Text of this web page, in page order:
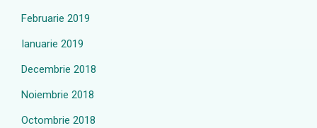
Februarie 2019
Ianuarie 2019
Decembrie 2018
Noiembrie 2018
Octombrie 2018